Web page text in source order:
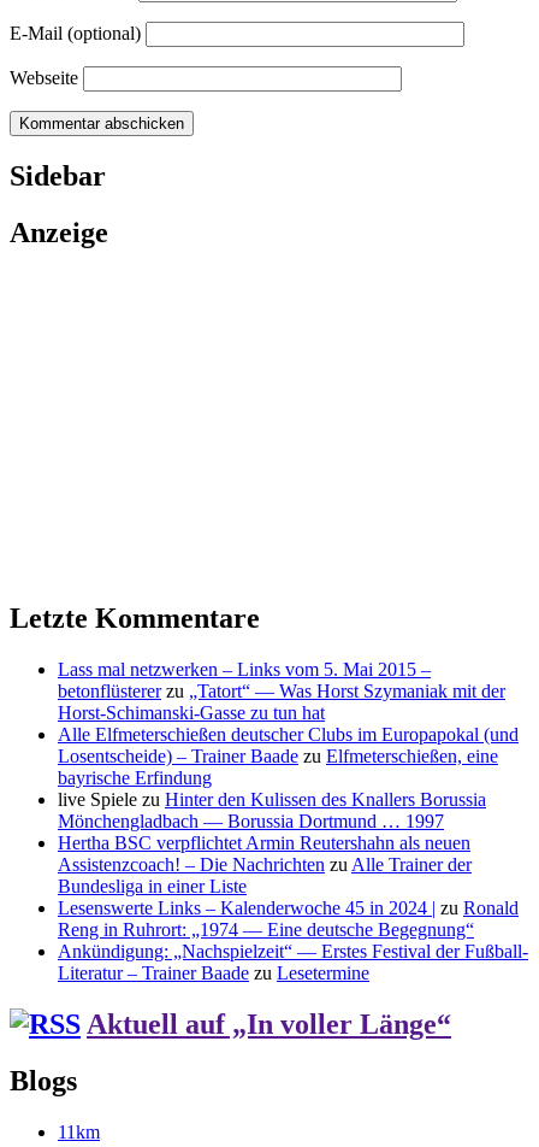
E-Mail (optional)
Webseite
Sidebar
Anzeige
Letzte Kommentare
Lass mal netzwerken – Links vom 5. Mai 2015 –
betonflüstererzu „Tatort“ — Was Horst Szymaniak mit der
Horst-Schimanski-Gasse zu tun hat
Alle Elfmeterschießen deutscher Clubs im Europapokal (und
Losentscheide) – Trainer Baade zu Elfmeterschießen, eine
bayrische Erfindung
live Spiele zu Hinter den Kulissen des Knallers Borussia
Mönchengladbach — Borussia Dortmund … 1997
Hertha BSC verpflichtet Armin Reutershahn als neuen
Assistenzcoach! – Die Nachrichten zu Alle Trainer der
Bundesliga in einer Liste
Lesenswerte Links – Kalenderwoche 45 in 2024 | zu Ronald
Reng in Ruhrort: „1974 — Eine deutsche Begegnung“
Ankündigung: „Nachspielzeit“ — Erstes Festival der Fußball-
Literatur – Trainer Baade zu Lesetermine
Aktuell auf „In voller Länge“
Blogs
11km